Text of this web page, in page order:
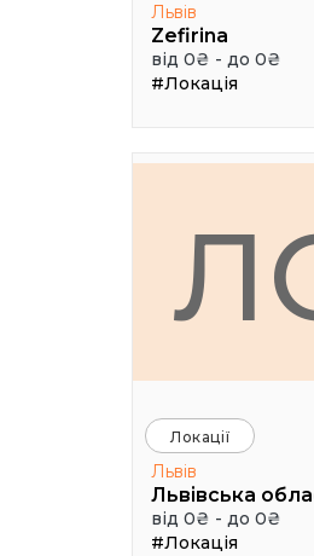
Львів
Zefirina
від 0₴ - до 0₴
#Локація
Локації
Львів
від 0₴ - до 0₴
#Локація